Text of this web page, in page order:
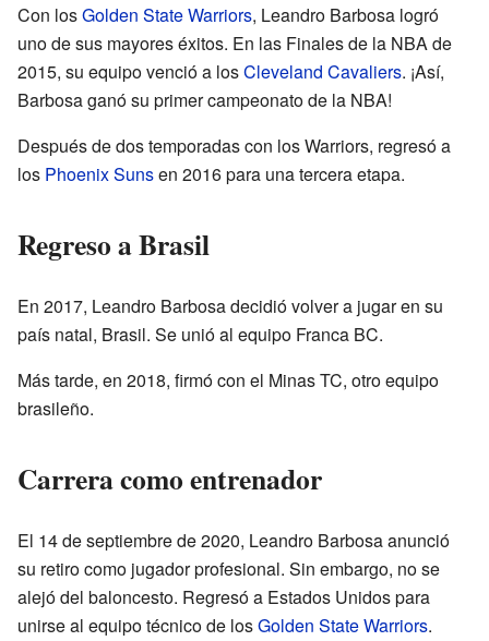
Con losGolden State Warriors, Leandro Barbosa logró
uno de sus mayores éxitos. En las Finales de la NBA de
2015, su equipo venció a losCleveland Cavaliers. ¡Así,
Barbosa ganó su primer campeonato de la NBA!
Después de dos temporadas con los Warriors, regresó a
los Phoenix Sunsen 2016 para una tercera etapa.
Regreso a Brasil
En 2017, Leandro Barbosa decidió volver a jugar en su
país natal, Brasil. Se unió al equipo Franca BC.
Más tarde, en 2018, firmó con el Minas TC, otro equipo
brasileño.
Carrera como entrenador
El 14 de septiembre de 2020, Leandro Barbosa anunció
su retiro como jugador profesional. Sin embargo, no se
alejó del baloncesto. Regresó a Estados Unidos para
unirse al equipo técnico de losGolden State Warriors.